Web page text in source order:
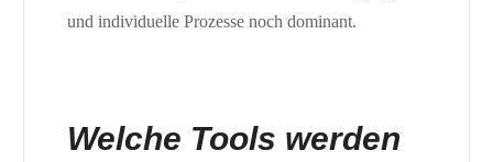
und individuelle Prozesse noch dominant.
Welche Tools werden